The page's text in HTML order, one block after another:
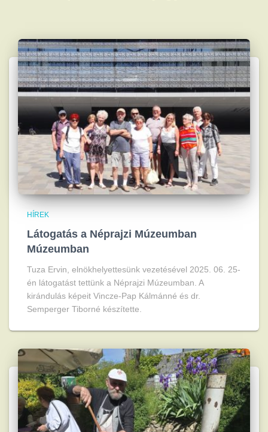
HÍREK
Látogatás a Néprajzi Múzeumban
Múzeumban
Tuza Ervin, elnökhelyettesünk vezetésével 2025. 06. 25-
én látogatást tettünk a Néprajzi Múzeumban. A
kirándulás képeit Vincze-Pap Kálmánné és dr.
Semperger Tiborné készítette.